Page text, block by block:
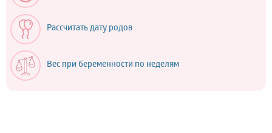
Рассчитать дату родов
Вес при беременности по неделям